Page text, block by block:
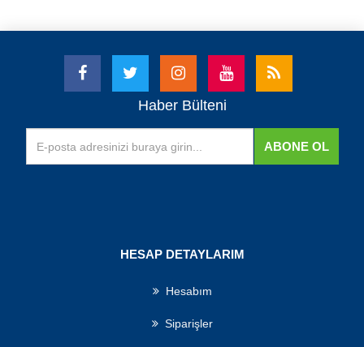
Haber Bülteni
HESAP DETAYLARIM
Hesabım
Siparişler